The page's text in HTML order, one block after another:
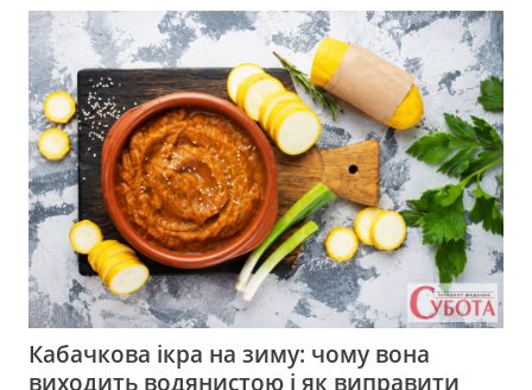
Кабачкова ікра на зиму: чому вона
виходить водянистою і як виправити